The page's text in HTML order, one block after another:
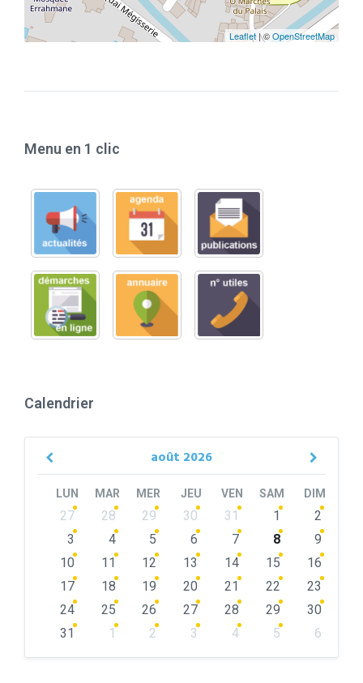
Leaflet| ©OpenStreetMap
Menu en 1 clic
Calendrier
août 2026
Previous
LUN MAR MER JEU VEN SAM DIM
Skip
calendar
27 28 29 30 31 1
2
3
4 5 6 7 8
9
10
11 12 13 14 15
16
17
18 19 20 21 22
23
24
25 26 27 28 29
30
31
1 2 3 4 5
6